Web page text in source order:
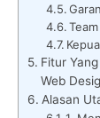
Fitur
Web
Alasan